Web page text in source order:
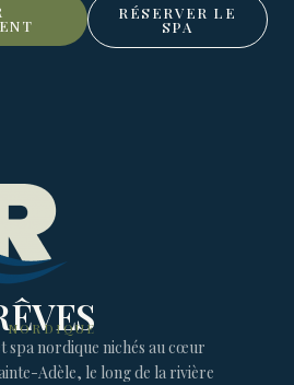
RÉSERVER LE
SPA
NORDIQUE
spa nordique nichés au cœur
Adèle, le long de la rivière